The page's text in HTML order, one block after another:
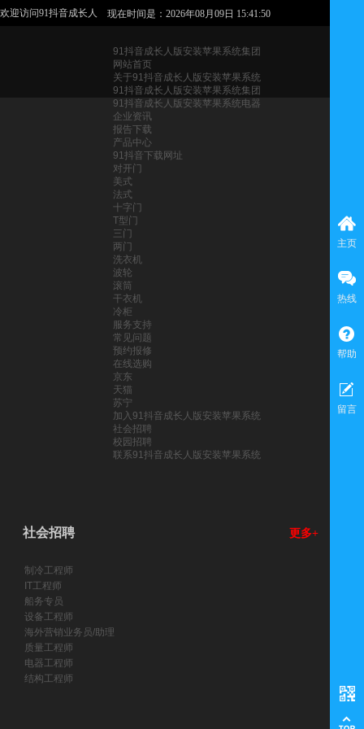
现在时间是：2026年08月09日 15:41:50
欢迎访问91抖音成长人
91抖音成长人版安装苹果系统集团
网站首页
关于91抖音成长人版安装苹果系统
91抖音成长人版安装苹果系统集团
91抖音成长人版安装苹果系统电器
企业资讯
报告下载
产品中心
91抖音下载网址
对开门
美式
法式
十字门
T型门
三门
两门
洗衣机
波轮
滚筒
干衣机
冷柜
服务支持
常见问题
预约报修
在线选购
京东
天猫
苏宁
加入91抖音成长人版安装苹果系统
社会招聘
校园招聘
联系91抖音成长人版安装苹果系统
制冷工程师
IT工程师
船务专员
设备工程师
海外营销业务员/助理
质量工程师
电器工程师
结构工程师
社会招聘 更多+
主页
热线
帮助
留言